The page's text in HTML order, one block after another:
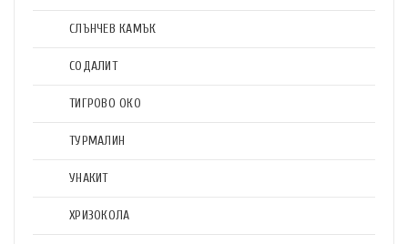
СЛЪНЧЕВ КАМЪК
СОДАЛИТ
ТИГРОВО ОКО
ТУРМАЛИН
УНАКИТ
ХРИЗОКОЛА